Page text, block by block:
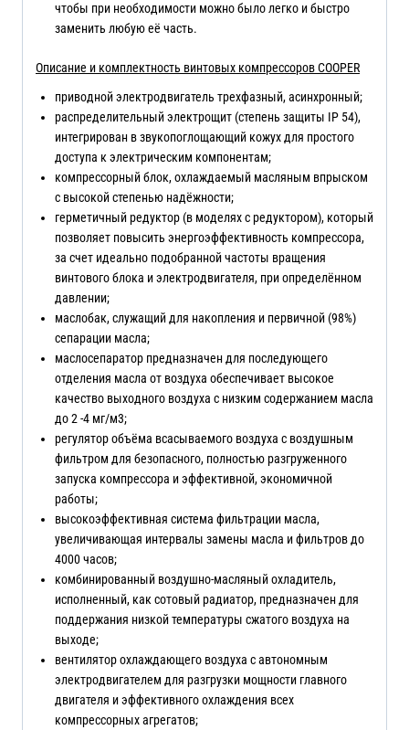
чтобы при необходимости можно было легко и быстро
заменить любую её часть.
Описание и комплектность винтовых компрессоров COOPER
приводной электродвигатель трехфазный, асинхронный;
распределительный электрощит (степень защиты IP 54),
интегрирован в звукопоглощающий кожух для простого
доступа к электрическим компонентам;
компрессорный блок, охлаждаемый масляным впрыском
с высокой степенью надёжности;
герметичный редуктор (в моделях с редуктором), который
позволяет повысить энергоэффективность компрессора,
за счет идеально подобранной частоты вращения
винтового блока и электродвигателя, при определённом
давлении;
маслобак, служащий для накопления и первичной (98%)
сепарации масла;
маслосепаратор предназначен для последующего
отделения масла от воздуха обеспечивает высокое
качество выходного воздуха с низким содержанием масла
до 2 -4 мг/м3;
регулятор объёма всасываемого воздуха с воздушным
фильтром для безопасного, полностью разгруженного
запуска компрессора и эффективной, экономичной
работы;
высокоэффективная система фильтрации масла,
увеличивающая интервалы замены масла и фильтров до
4000 часов;
комбинированный воздушно-масляный охладитель,
исполненный, как сотовый радиатор, предназначен для
поддержания низкой температуры сжатого воздуха на
выходе;
вентилятор охлаждающего воздуха с автономным
электродвигателем для разгрузки мощности главного
двигателя и эффективного охлаждения всех
компрессорных агрегатов;